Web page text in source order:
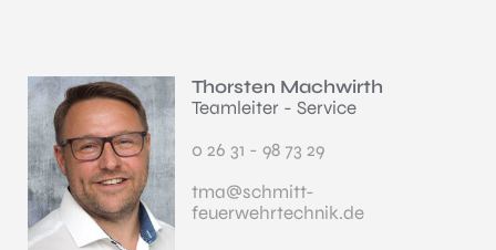
Thorsten Machwirth
Teamleiter - Service
0 26 31 - 98 73 29
tma@schmitt-
feuerwehrtechnik.de